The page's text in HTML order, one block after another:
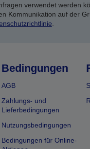
verwendet werden
Kommunikation auf der
Bedingungen
AGB
Zahlungs- und
Lieferbedingungen
Nutzungsbedingungen
Bedingungen für Online-